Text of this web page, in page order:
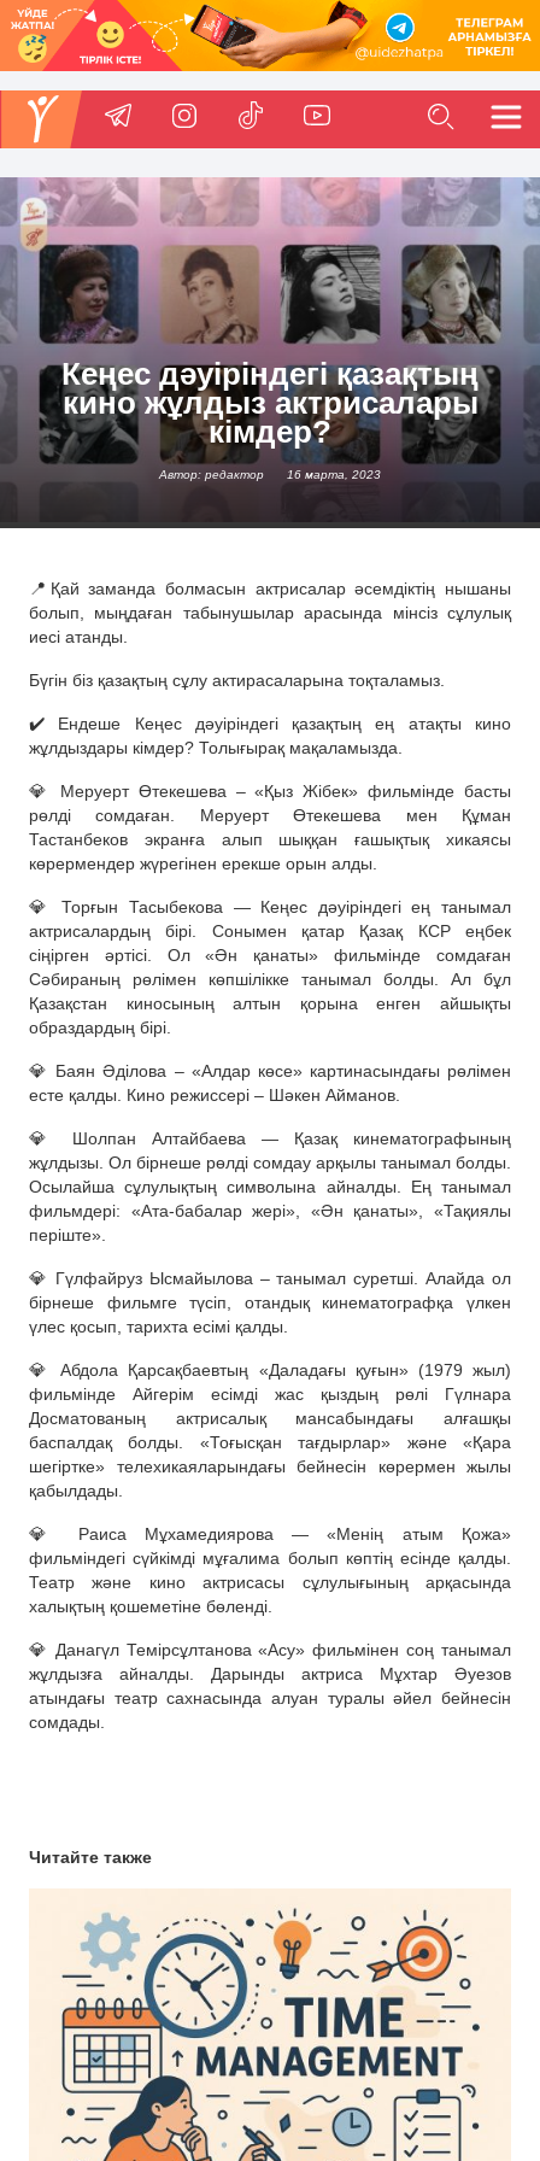
Кеңес дәуіріндегі қазақтың
кино жұлдыз актрисалары
кімдер?
Автор: редактор 16 марта, 2023
📍Қай заманда болмасын актрисалар әсемдіктің нышаны
болып, мыңдаған табынушылар арасында мінсіз сұлулық
иесі атанды.
Бүгін біз қазақтың сұлу актирасаларына тоқталамыз.
✔️ Ендеше Кеңес дәуіріндегі қазақтың ең атақты кино
жұлдыздары кімдер? Толығырақ мақаламызда.
💎 Меруерт Өтекешева – «Қыз Жібек» фильмінде басты
рөлді сомдаған. Меруерт Өтекешева мен Құман
Тастанбеков экранға алып шыққан ғашықтық хикаясы
көрермендер жүрегінен ерекше орын алды.
💎 Торғын Тасыбекова — Кеңес дәуіріндегі ең танымал
актрисалардың бірі. Сонымен қатар Қазақ КСР еңбек
сіңірген әртісі. Ол «Ән қанаты» фильмінде сомдаған
Сәбираның рөлімен көпшілікке танымал болды. Ал бұл
Қазақстан киносының алтын қорына енген айшықты
образдардың бірі.
💎 Баян Әділова – «Алдар көсе» картинасындағы рөлімен
есте қалды. Кино режиссері – Шәкен Айманов.
💎 Шолпан Алтайбаева — Қазақ кинематографының
жұлдызы. Ол бірнеше рөлді сомдау арқылы танымал болды.
Осылайша сұлулықтың символына айналды. Ең танымал
фильмдері: «Ата-бабалар жері», «Ән қанаты», «Тақиялы
періште».
💎 Гүлфайруз Ысмайылова – танымал суретші. Алайда ол
бірнеше фильмге түсіп, отандық кинематографқа үлкен
үлес қосып, тарихта есімі қалды.
💎 Абдола Қарсақбаевтың «Даладағы қуғын» (1979 жыл)
фильмінде Айгерім есімді жас қыздың рөлі Гүлнара
Досматованың актрисалық мансабындағы алғашқы
баспалдақ болды. «Тоғысқан тағдырлар» және «Қара
шегіртке» телехикаяларындағы бейнесін көрермен жылы
қабылдады.
💎 Раиса Мұхамедиярова — «Менің атым Қожа»
фильміндегі сүйкімді мұғалима болып көптің есінде қалды.
Театр және кино актрисасы сұлулығының арқасында
халықтың қошеметіне бөленді.
💎 Данагүл Темірсұлтанова «Асу» фильмінен соң танымал
жұлдызға айналды. Дарынды актриса Мұхтар Әуезов
атындағы театр сахнасында алуан туралы әйел бейнесін
сомдады.
Читайте также